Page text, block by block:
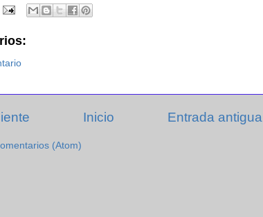
Entrada antigua
Inicio
(Atom)